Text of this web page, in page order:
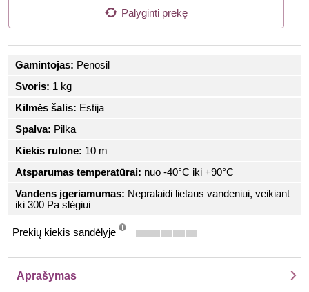
Palyginti prekę
Gamintojas: Penosil
Svoris: 1 kg
Kilmės šalis: Estija
Spalva: Pilka
Kiekis rulone: 10 m
Atsparumas temperatūrai: nuo -40°C iki +90°C
Vandens įgeriamumas: Nepralaidi lietaus vandeniui, veikiant
iki 300 Pa slėgiui
Prekių kiekis sandėlyje
Aprašymas